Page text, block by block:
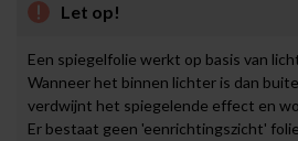
Let op!
Een spiegelfolie werkt op basis van
Wanneer het binnen lichter is dan
verdwijnt het spiegelende effect en
Er bestaat geen 'eenrichtingszicht'